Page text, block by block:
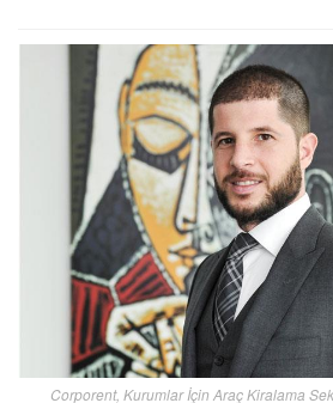
Corporent, Kurumlar İçin Araç Kiralama